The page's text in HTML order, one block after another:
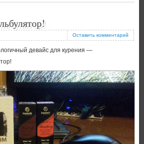
Оставить комментарий
девайс для курения —